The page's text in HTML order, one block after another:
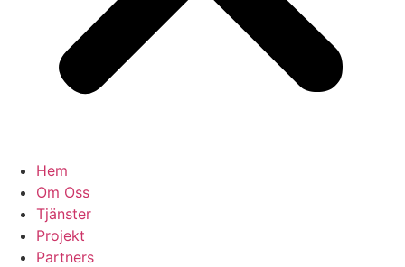
Hem
Om Oss
Tjänster
Projekt
Partners